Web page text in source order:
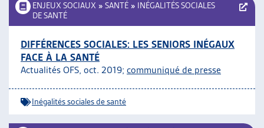
ENJEUX SOCIAUX » SANTÉ » INÉGALITÉS SOCIALES
DE SANTÉ
DIFFÉRENCES SOCIALES: LES SENIORS INÉGAUX
FACE À LA SANTÉ
Actualités OFS, oct. 2019; communiqué de presse
Inégalités sociales de santé